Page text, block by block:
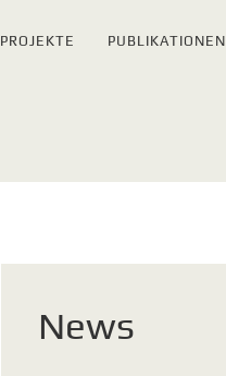
PROJEKTE PUBLIKATIONEN
News